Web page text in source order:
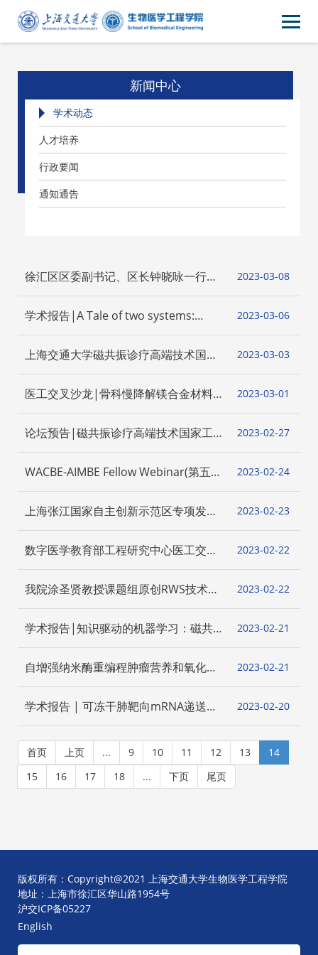
新闻中心
学术动态
人才培养
行政要闻
通知通告
徐汇区区委副书记、区长钟晓咏一行调
研上海交通大学生物医学工程创新转化
中心
08
2023-03
学术报告|A Tale of two systems:
from brain to immunity
06
2023-03
上海交通大学磁共振诊疗高端技术国家
工程研究中心青年学者成果交流论坛召
开
03
2023-03
医工交叉沙龙|骨科慢降解镁合金材料
的研究
01
2023-03
论坛预告|磁共振诊疗高端技术国家工
程研究中心青年学者学术交流论坛
27
2023-02
WACBE-AIMBE Fellow Webinar(第五
期）
24
2023-02
上海张江国家自主创新示范区专项发展
资金重大项目 第一阶段进展调研座谈会
顺利举行
23
2023-02
数字医学教育部工程研究中心医工交叉
沙龙预告
22
2023-02
我院涂圣贤教授课题组原创RWS技术最
新临床验证结果在JACC发表
22
2023-02
学术报告|知识驱动的机器学习：磁共
振快速成像和智能分析
21
2023-02
自增强纳米酶重编程肿瘤营养和氧化还
原代谢、增强放射免疫治疗
21
2023-02
学术报告 | 可冻干肺靶向mRNA递送系
统
20
2023-02
首页 上页 ... 9 10 11 12 13
14
15
16 17 18 ... 下页 尾页
版权所有：Copyright@2021 上海交通大学生物医学工程学院
地址：上海市徐汇区华山路1954号
沪交ICP备05227
English